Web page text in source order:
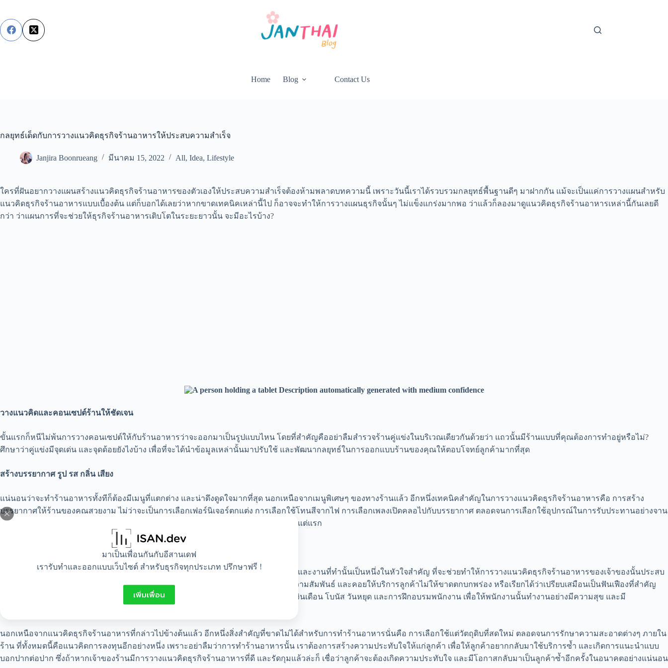
content
มาเป็นเพื่อนกันกับอีสานเดฟ
เรารับทำและออกแบบเว็บไซต์ สำหรับธุรกิจทุกประเภท ปรึกษาฟรี !
เพิ่มเพื่อน
Home Blog Contact Us
กลยุทธ์เด็ดกับการวางแนวคิดธุรกิจร้านอาหารให้ประสบความสำเร็จ
Janjira Boonrueang มีนาคม 15, 2022 All, Idea, Lifestyle
ใครที่ฝันอยากวางแผนสร้างแนวคิดธุรกิจร้านอาหารของตัวเองให้ประสบความสำเร็จต้องห้ามพลาดบทความนี้ เพราะวันนี้เราได้รวบรวมกลยุทธ์พื้นฐานดีๆ มาฝากกัน แม้จะเป็นแค่การวางแผนสำหรับ
แนวคิดธุรกิจร้านอาหารแบบเบื้องต้น แต่ก็บอกได้เลยว่าหากขาดเทคนิคเหล่านี้ไป ก็อาจจะทำให้การวางแผนธุรกิจนั้นๆ ไม่แข็งแกร่งมากพอ ว่าแล้วก็ลองมาดูแนวคิดธุรกิจร้านอาหารเหล่านี้กันเลยดี
กว่า ว่าแผนการที่จะช่วยให้ธุรกิจร้านอาหารเติบโตในระยะยาวนั้น จะมีอะไรบ้าง?
วางแนวคิดและคอนเซปต์ร้านให้ชัดเจน
ขั้นแรกก็หนีไม่พ้นการวางคอนเซปต์ให้กับร้านอาหารว่าจะออกมาเป็นรูปแบบไหน โดยที่สำคัญคืออย่าลืมสำรวจร้านคู่แข่งในบริเวณเดียวกันด้วยว่า แถวนั้นมีร้านแบบที่คุณต้องการทำอยู่หรือไม่?
ศึกษาว่าคู่แข่งมีจุดเด่น และจุดด้อยยังไงบ้าง เพื่อที่จะได้นำข้อมูลเหล่านั้นมาปรับใช้ และพัฒนากลยุทธ์ในการออกแบบร้านของคุณให้ตอบโจทย์ลูกค้ามากที่สุด
สร้างบรรยากาศ รูป รส กลิ่น เสียง
แน่นอนว่าจะทำร้านอาหารทั้งทีก็ต้องมีเมนูที่แตกต่าง และน่าดึงดูดใจมากที่สุด นอกเหนือจากเมนูพิเศษๆ ของทางร้านแล้ว อีกหนึ่งเทคนิคสำคัญในการวางแนวคิดธุรกิจร้านอาหารคือ การสร้าง
บรรยากาศให้ร้านของคุณสวยงาม ไม่ว่าจะเป็นการเลือกเฟอร์นิเจอร์ตกแต่ง การเลือกใช้โทนสีจากไฟ การเลือกเพลงเปิดคลอไปกับบรรยากาศ ตลอดจนการเลือกใช้อุปกรณ์ในการรับประทานอย่างจาน
ชาม แก้ว เซ็ตช้อนส้อม ที่ทั้งหมดนี้ควรเป็นไปในทิศทางเดียวกันตามคอนเซปต์ที่วางไว้ตั้งแต่แรก
บ่อยครั้งที่ข้อนี้ถูกมองข้ามไป แต่หารู้ไม่ว่าการฝึกอบรมพนักงานให้มีใจรักในการบริการ และงานที่ทำนั้นเป็นหนึ่งในหัวใจสำคัญ ที่จะช่วยทำให้การวางแนวคิดธุรกิจร้านอาหารของเจ้าของนั้นประสบ
ความสำเร็จ ที่เป็นเช่นนั้นก็เพราะว่าพนักงานคือกลุ่มบุคคลหลักๆ ที่จะต้องเป็นคนสร้างความสัมพันธ์ และคอยให้บริการลูกค้าไม่ให้ขาดตกบกพร่อง หรือเรียกได้ว่าเปรียบเสมือนเป็นฟันเฟืองที่สำคัญ
ของการทำธุรกิจร้านอาหาร ดังนั้น เจ้าของร้านควรให้ความสำคัญทั้งในการสวัสดิการ เงินเดือน โบนัส วันหยุด และการฝึกอบรมพนักงาน เพื่อให้พนักงานนั้นทำงานอย่างมีความสุข และมี
นอกเหนือจากแนวคิดธุรกิจร้านอาหารที่กล่าวไปข้างต้นแล้ว อีกหนึ่งสิ่งสำคัญที่ขาดไม่ได้สำหรับการทำร้านอาหารนั่นคือ การเลือกใช้แต่วัตถุดิบที่สดใหม่ ตลอดจนการรักษาความสะอาดต่างๆ ภายใน
ร้าน ที่ทั้งหมดนี้คือแนวคิดการลงทุนอีกอย่างหนึ่ง เพราะอย่าลืมว่าการทำร้านอาหารนั้น เราต้องการสร้างความประทับใจให้แก่ลูกค้า เพื่อให้ลูกค้าอยากกลับมาใช้บริการซ้ำ และเกิดการแนะนำแบบ
บอกปากต่อปาก ซึ่งถ้าหากเจ้าของร้านมีการวางแนวคิดธุรกิจร้านอาหารที่ดี และรัดกุมแล้วล่ะก็ เชื่อว่าลูกค้าจะต้องเกิดความประทับใจ และมีโอกาสกลับมาเป็นลูกค้าซ้ำอีกครั้งในอนาคตอย่างแน่นอน